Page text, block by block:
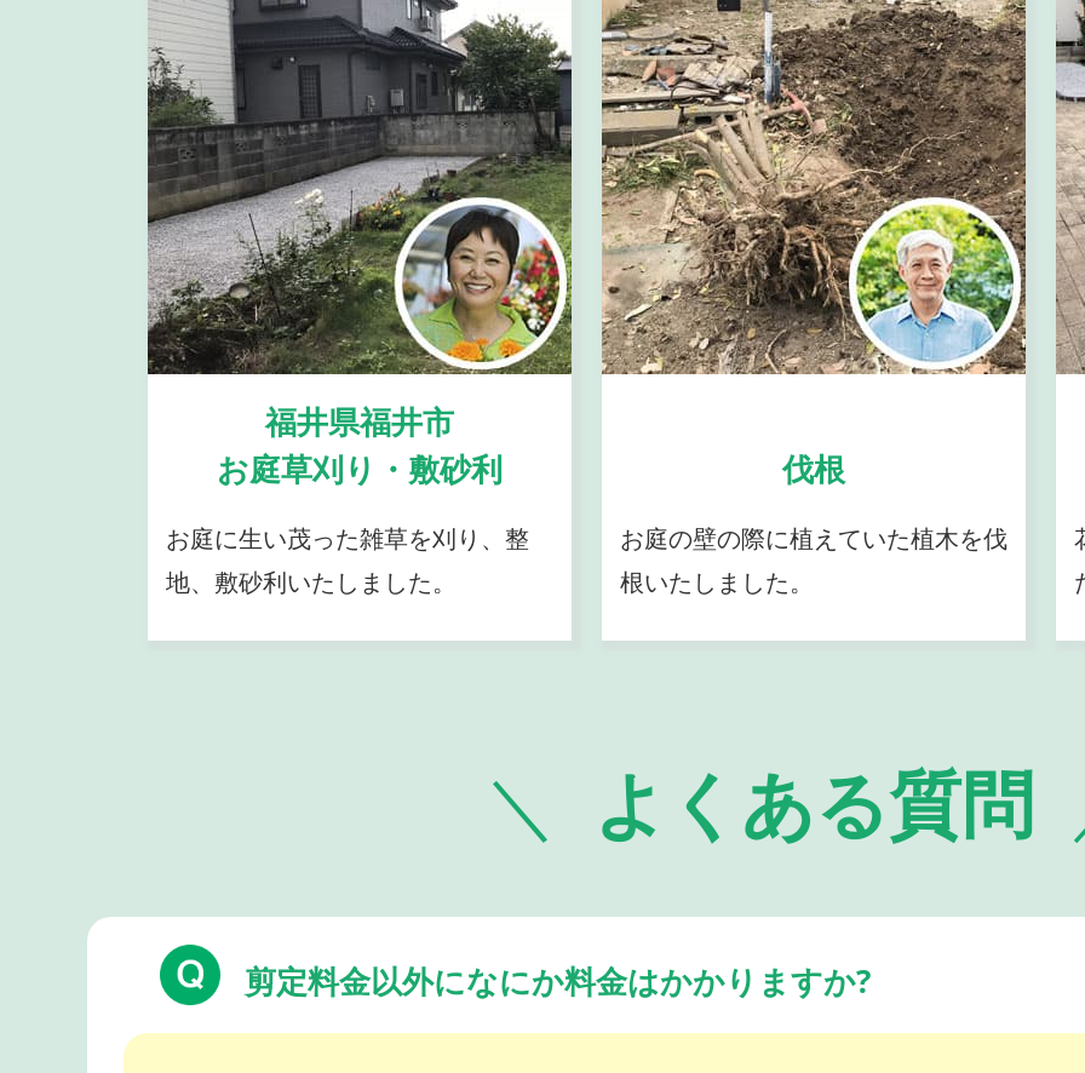
福井県福井市
お庭草刈り・敷砂利
お庭に生い茂った雑草を刈り、整
地、敷砂利いたしました。
伐根
お庭の壁の際に植えていた植木を伐
根いたしました。
よくある質問
剪定料金以外になにか料金はかかりますか?